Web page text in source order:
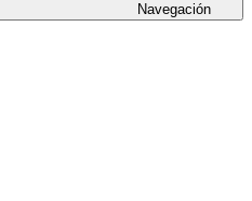
Navegación